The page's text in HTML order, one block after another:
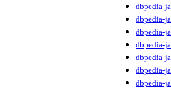
dbpedia-ja
dbpedia-ja
dbpedia-ja
dbpedia-ja
dbpedia-ja
dbpedia-ja
dbpedia-ja